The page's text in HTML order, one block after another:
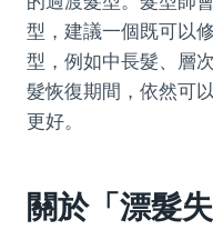
型，建議一個既可以
型，例如中長髮、層
髮恢復期間，依然可
更好。
關於「漂髮